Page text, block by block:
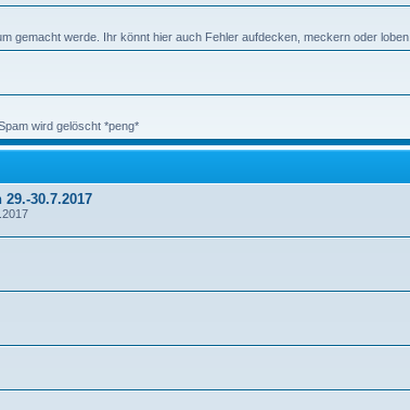
gemacht werde. Ihr könnt hier auch Fehler aufdecken, meckern oder loben.
wird gelöscht *peng*
30.7.2017